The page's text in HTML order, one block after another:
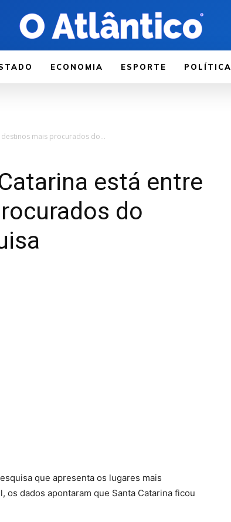
ECONOMIA ESPORTE POLÍTICA
destinos mais procurados do...
está entre
do
que apresenta os lugares mais
dados apontaram que Santa Catarina ficou